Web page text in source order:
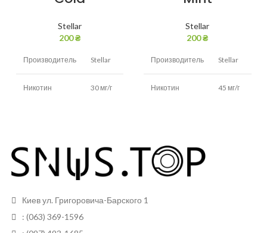
Stellar
200₴
Производитель Stellar
Никотин 30 мг/г
Вид Белый
банке
Stellar
200₴
Производитель Stellar
Никотин 45 мг/г
Вид
Киев ул. Григоровича-Барского 1
: (063) 369-1596